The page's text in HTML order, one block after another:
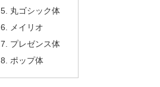
丸ゴシック体
メイリオ
プレゼンス体
ポップ体